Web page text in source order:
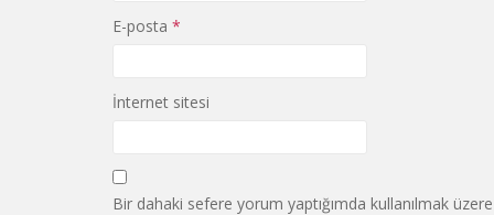
E-posta *
İnternet sitesi
Bir dahaki sefere yorum yaptığımda kullanılmak